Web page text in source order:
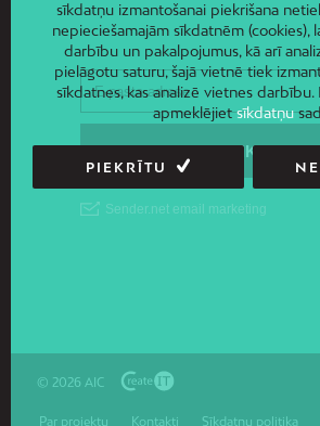
© 2026 AIC
Par projektu Kontakti Sīkdatņu politika
sīkdatņu izmantošanai piekrišana
nepieciešamajām sīkdatnēm (cookies),
darbību un pakalpojumus, kā arī
pielāgotu saturu, šajā vietnē tiek
sīkdatnes, kas analizē vietnes darbību.
apmeklējietsīkdatņu
PIEKRĪTU